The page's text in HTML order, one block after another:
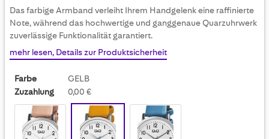
of
the
images
gallery
Das farbige Armband verleiht Ihrem Handgelenk eine raffinierte
Note, während das hochwertige und ganggenaue Quarzuhrwerk
zuverlässige Funktionalität garantiert.
mehr lesen, Details zur Produktsicherheit
Farbe
GELB
Zuzahlung
0,00 €